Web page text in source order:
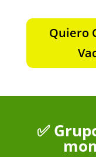
Quiero
✅